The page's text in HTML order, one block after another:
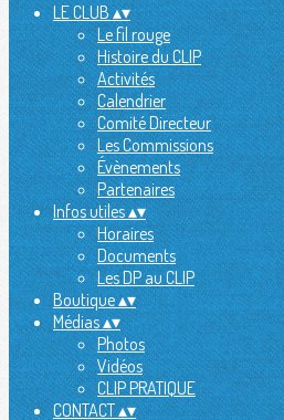
LE CLUB▴▾
Le fil rouge
Histoire du CLIP
Activités
Calendrier
Comité Directeur
Les Commissions
Évènements
Partenaires
Infos utiles▴▾
Horaires
Documents
Les DP au CLIP
Boutique▴▾
Médias▴▾
Photos
Vidéos
CLIP PRATIQUE
CONTACT▴▾